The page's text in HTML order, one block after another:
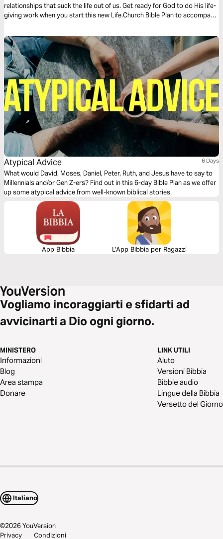
relationships that suck the life out of us. Get ready for God to do His life-
giving work when you start this new Life.Church Bible Plan to accompany
Atypical Advice 6 Days
What would David, Moses, Daniel, Peter, Ruth, and Jesus have to say to
Millennials and/or Gen Z-ers? Find out in this 6-day Bible Plan as we offer
up some atypical advice from well-known biblical stories.
App Bibbia L'App Bibbia per Ragazzi
Vogliamo incoraggiarti e sfidarti ad
avvicinarti a Dio ogni giorno.
MINISTERO
Informazioni
Blog
Area stampa
Donare
LINK UTILI
Aiuto
Versioni Bibbia
Bibbie audio
Lingue della Bibbia
Versetto del Giorno
Italiano
©2026YouVersion
Privacy Condizioni